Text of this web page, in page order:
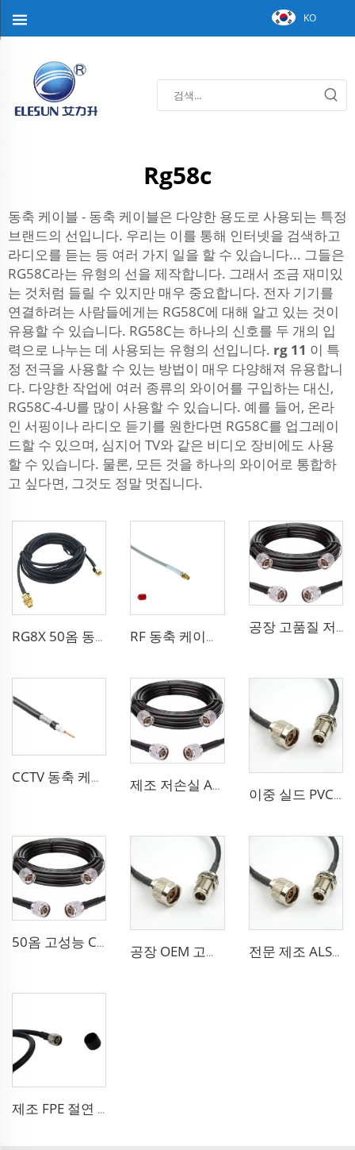
KO
Rg58c
동축 케이블 - 동축 케이블은 다양한 용도로 사용되는 특정
브랜드의 선입니다. 우리는 이를 통해 인터넷을 검색하고
라디오를 듣는 등 여러 가지 일을 할 수 있습니다... 그들은
RG58C라는 유형의 선을 제작합니다. 그래서 조금 재미있
는 것처럼 들릴 수 있지만 매우 중요합니다. 전자 기기를
연결하려는 사람들에게는 RG58C에 대해 알고 있는 것이
유용할 수 있습니다. RG58C는 하나의 신호를 두 개의 입
력으로 나누는 데 사용되는 유형의 선입니다. rg 11 이 특
정 전극을 사용할 수 있는 방법이 매우 다양해져 유용합니
다. 다양한 작업에 여러 종류의 와이어를 구입하는 대신,
RG58C-4-U를 많이 사용할 수 있습니다. 예를 들어, 온라
인 서핑이나 라디오 듣기를 원한다면 RG58C를 업그레이
드할 수 있으며, 심지어 TV와 같은 비디오 장비에도 사용
할 수 있습니다. 물론, 모든 것을 하나의 와이어로 통합하
고 싶다면, 그것도 정말 멋집니다.
RG8X 50옴 동축 케이블 SMA 해양 안테나 시스템용 저손실 RF 동축 케이블 sma 3D-FB 통신 와이파이 시스템용 저손실
공장 고품질 저손실 RF LSR400 케이블 LSR600 안테나 시스템용 동축 케이블
CCTV 동축 케이블 RG 시리즈 50옴 저손실 RG58 RG59 RG6 안테나용 동축 케이블
제조 저손실 ALSR600 10D-FB 라디오 안테나 스테이션 50 옴 동축 케이블 통신 시스템용
이중 실드 PVC 고체 PE 절연 유연한 동축 케이블 RG214 동축 케이블
50옴 고성능 CCTV 케이블 동축 케이블 RG213 RG214 안테나 시스템용 저손실 케이블
공장 OEM 고성능 50옴 Rg213/U Rg214/U 안테나 시스템용 동축 케이블 전문 제조 ALSR200 ALSR300 ALSR400 ALSR6000 5D-FB 8D-FB 안테나용 동축 케이블
제조 FPE 절연 9D-FB 순동 케이블 50 오름 저손실 RF 코액셜 케이블 안테나 시스템용